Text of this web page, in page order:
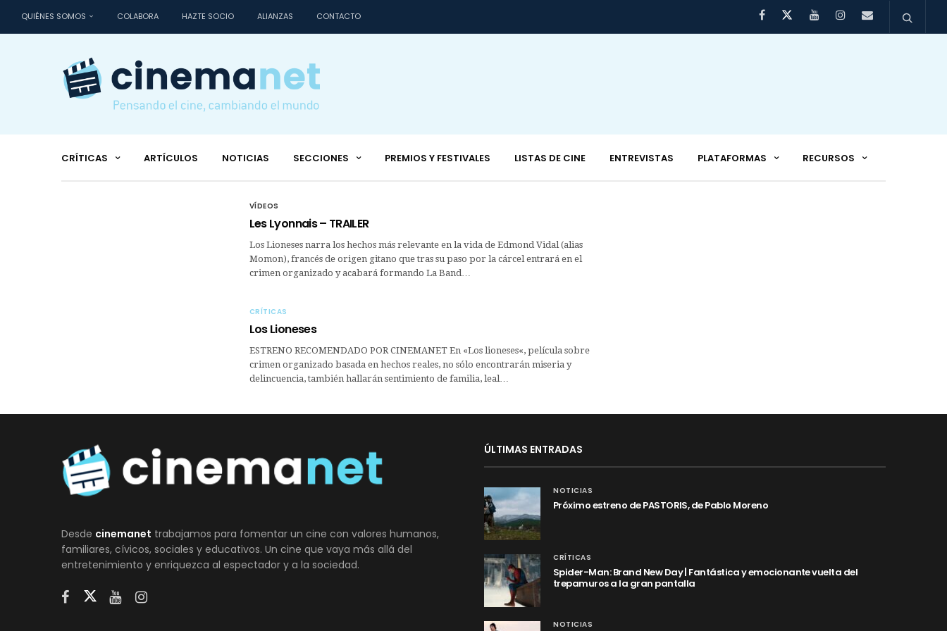
QUIÉNES SOMOS COLABORA HAZTE SOCIO ALIANZAS CONTACTO
CRÍTICAS ARTÍCULOS NOTICIAS SECCIONES PREMIOS Y FESTIVALES LISTAS DE CINE ENTREVISTAS PLATAFORMAS RECURSOS
VÍDEOS
Les Lyonnais – TRAILER
Los Lioneses narra los hechos más relevante en la vida de Edmond Vidal (alias
Momon), francés de origen gitano que tras su paso por la cárcel entrará en el
crimen organizado y acabará formando La Band…
CRÍTICAS
Los Lioneses
ESTRENO RECOMENDADO POR CINEMANET En «Los lioneses«, película sobre
crimen organizado basada en hechos reales, no sólo encontrarán miseria y
delincuencia, también hallarán sentimiento de familia, leal…
Desde cinemanet trabajamos para fomentar un cine con valores humanos,
familiares, cívicos, sociales y educativos. Un cine que vaya más allá del
entretenimiento y enriquezca al espectador y a la sociedad.
ÚLTIMAS ENTRADAS
NOTICIAS
Próximo estreno de PASTORIS, de Pablo Moreno
CRÍTICAS
Spider-Man: Brand New Day | Fantástica y emocionante vuelta del
trepamuros a la gran pantalla
NOTICIAS